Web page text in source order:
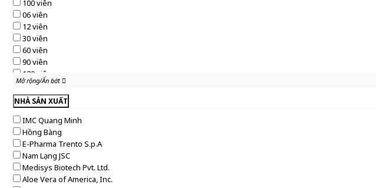
100 viên
06 viên
12 viên
30 viên
60 viên
90 viên
120 viên
250 viên
28 viên
45 viên
10 gói
50ml
100ml
200ml
20 viên
24 viên
Mở rộng/Ẩn bớt
Mở rộng/Ẩn bớt
NHÀ SẢN XUẤT
IMC Quang Minh
Hồng Bàng
E-Pharma Trento S.p.A
Nam Lạng JSC
Medisys Biotech Pvt. Ltd.
Aloe Vera of America, Inc.